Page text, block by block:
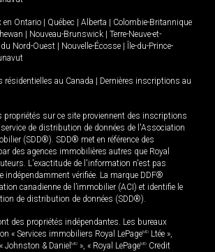
en Ontario Québec Alberta
Colombie-Britannique
Nouveau-Brunswick
Terre-Neuve-et-
Nord-Ouest Nouvelle-Écosse
Île-du-Prince-
résidentielles au Canada
Dernières inscriptions au
propriétés sur ce site proviennent des inscriptions
de distribution de données de l'Association
(SDD®). SDD® met en référence des
des agences immobilières autres que Royal
L'exactitude de l'information n'est pas
indépendamment vérifiée. La marque DDF®
canadienne de l’immobilier (ACI) et identifie le
de distribution de données (SDD®).
des propriétés indépendantes. Les bureaux
« Services immobiliers Royal LePageMD Ltée »,
& Daniel MD », « Royal LePageMD Credit